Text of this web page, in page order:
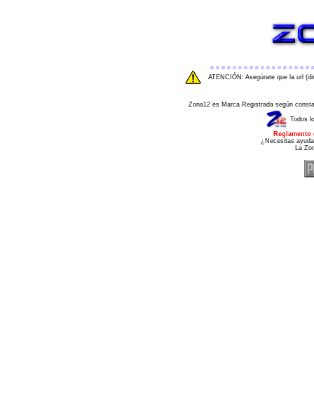
ATENCIÓN: Asegúrate que la url
Zona12 es Marca Registrada según
Todos
¿Necesitas
La